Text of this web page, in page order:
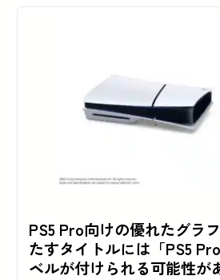
PS5 Pro向けの優れたグラ
たすタイトルには「PS5
ベルが付けられる可能性が